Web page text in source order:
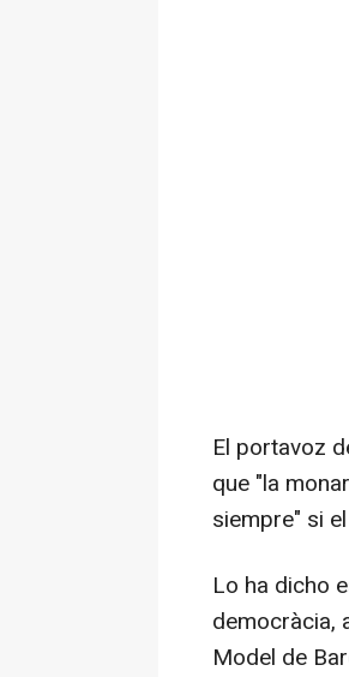
El portavoz
que "la
siempre" si
Lo ha dicho
democràcia,
Model de